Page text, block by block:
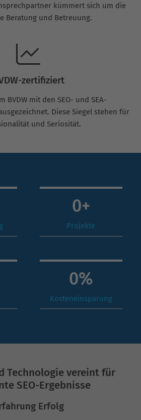
kümmert sich um die
Beratung und Betreuung.
zertifiziert
BVDW mit den SEO- und SEA-
Diese Siegel stehen für
und Seriosität.
0+
Projekte
0%
Kosteneinsparung
Technologie vereint für
SEO-Ergebnisse
Erfolg